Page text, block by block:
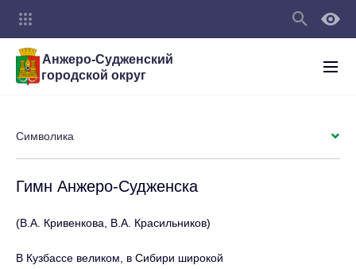
Анжеро-Судженский
городской округ
Гимн Анжеро-Судженска
(В.А. Кривенкова, В.А. Красильников)
В Кузбассе великом, в Сибири широкой
Символика